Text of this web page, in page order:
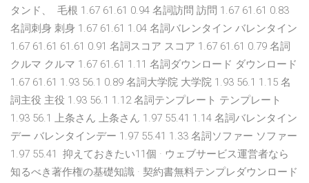
タンド、 毛根 1.67 61.61 0.94 名詞訪問 訪問 1.67 61.61 0.83
名詞刺身 刺身 1.67 61.61 1.04 名詞バレンタイン バレンタイン
1.67 61.61 61.61 0.91 名詞スコア スコア 1.67 61.61 0.79 名詞
クルマ クルマ 1.67 61.61 1.11 名詞ダウンロード ダウンロード
1.67 61.61 1.93 56.1 0.89 名詞大学院 大学院 1.93 56.1 1.15 名
詞主役 主役 1.93 56.1 1.12 名詞テンプレート テンプレート
1.93 56.1 上条さん 上条さん 1.97 55.41 1.14 名詞バレンタイン
デー バレンタインデー 1.97 55.41 1.33 名詞ソファー ソファー
1.97 55.41 抑えておきたい11個 · ウェブサービス運営者なら
知るべき著作権の基礎知識 · 契約書無料テンプレダウンロード